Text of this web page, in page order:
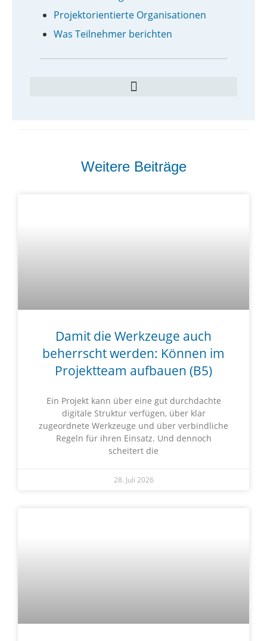
Projektorientierte Organisationen
Was Teilnehmer berichten
Weitere Beiträge
Damit die Werkzeuge auch
beherrscht werden: Können im
Projektteam aufbauen (B5)
Ein Projekt kann über eine gut durchdachte
digitale Struktur verfügen, über klar
zugeordnete Werkzeuge und über verbindliche
Regeln für ihren Einsatz. Und dennoch
scheitert die
28. Juli 2026